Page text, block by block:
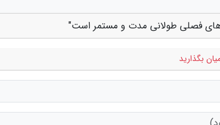
های فصلی طولانی مدت و مستمر است"
بگذارید